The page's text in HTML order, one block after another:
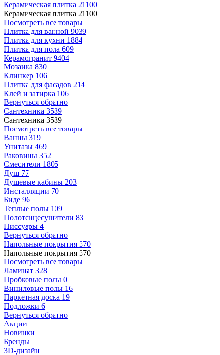
Керамическая плитка 21100
Керамическая плитка 21100
Посмотреть все товары
Плитка для ванной 9039
Плитка для кухни 1884
Плитка для пола 609
Керамогранит 9404
Мозаика 830
Клинкер 106
Плитка для фасадов 214
Клей и затирка 106
Вернуться обратно
Сантехника 3589
Сантехника 3589
Посмотреть все товары
Ванны 319
Унитазы 469
Раковины 352
Смесители 1805
Душ 77
Душевые кабины 203
Инсталляции 70
Биде 96
Теплые полы 109
Полотенцесушители 83
Писсуары 4
Вернуться обратно
Напольные покрытия 370
Напольные покрытия 370
Посмотреть все товары
Ламинат 328
Пробковые полы 0
Виниловые полы 16
Паркетная доска 19
Подложки 6
Вернуться обратно
Акции
Новинки
Бренды
3D-дизайн